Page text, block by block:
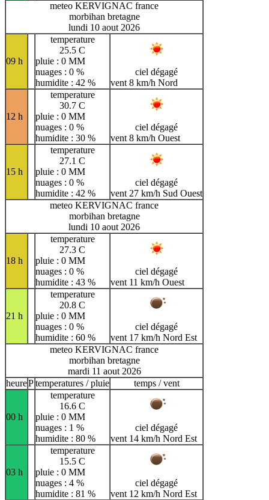
meteo KERVIGNAC france
morbihan bretagne
lundi 10 aout 2026
09 h
temperature
25.5 C
pluie : 0 MM
nuages : 0 %
humidite : 42 %
ciel dégagé
vent 8 km/h Nord
12 h
temperature
30.7 C
pluie : 0 MM
nuages : 0 %
humidite : 30 %
ciel dégagé
vent 8 km/h Ouest
15 h
temperature
27.1 C
pluie : 0 MM
nuages : 0 %
humidite : 42 %
ciel dégagé
vent 27 km/h Sud Ouest
meteo KERVIGNAC france
morbihan bretagne
lundi 10 aout 2026
18 h
temperature
27.3 C
pluie : 0 MM
nuages : 0 %
humidite : 43 %
ciel dégagé
vent 11 km/h Ouest
21 h
temperature
20.8 C
pluie : 0 MM
nuages : 0 %
humidite : 60 %
ciel dégagé
vent 17 km/h Nord Est
meteo KERVIGNAC france
morbihan bretagne
mardi 11 aout 2026
heurePtemperatures / pluie temps / vent
00 h
temperature
16.6 C
pluie : 0 MM
nuages : 1 %
humidite : 80 %
ciel dégagé
vent 14 km/h Nord Est
03 h
temperature
15.5 C
pluie : 0 MM
nuages : 4 %
humidite : 81 %
ciel dégagé
vent 12 km/h Nord Est